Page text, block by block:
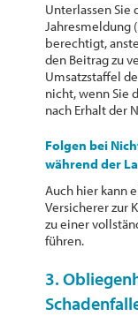
Unterlassen
Jahresmeldung
berechtigt,
den Beitrag zu
Umsatzstaffel
nicht, wenn Sie
nach Erhalt der
Folgen bei
während der
Auch hier kann
Versicherer zur
zu einer
führen.
3.